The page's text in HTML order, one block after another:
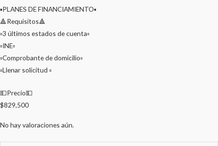
▪️PLANES DE FINANCIAMIENTO▪️
🔺Requisitos🔺
▫️3 últimos estados de cuenta▫️
▫️INE▫️
▫️Comprobante de domicilio▫️
▫️Llenar solicitud ▫️
💵Precio💵
$829,500
No hay valoraciones aún.